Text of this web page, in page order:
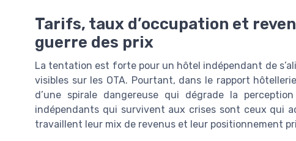
Tarifs, taux d’occupation et
guerre des prix
La tentation est forte pour un hôtel indépendant de
visibles sur les OTA. Pourtant, dans le rapport
d’une spirale dangereuse qui dégrade la
indépendants qui survivent aux crises sont ceux qui
travaillent leur mix de revenus et leur positionnement